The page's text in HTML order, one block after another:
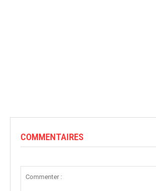
COMMENTAIRES